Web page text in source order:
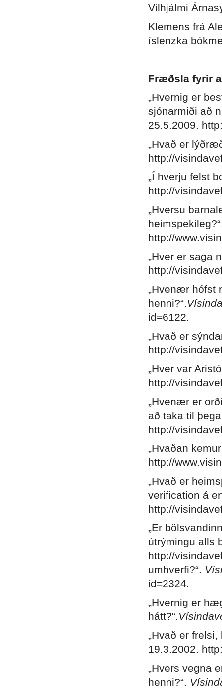
Vilhjálmi
Klemens frá
íslenzka
Fræðsla fyrir
„Hvernig er
sjónarmiði að
25.5.2009.
„Hvað er
http://
„Í hverju felst
http://
„Hversu
http://
„Hver er saga
http://
„Hvenær hófst
henni?“.
id=6122.
„Hvað er
http://
„Hver var
http://
„Hvenær er
að taka til
http://
„Hvaðan
http://
„Hvað er
verification á
http://
„Er
útrýmingu alls
http://
umhverfi?“.
id=2324.
„Hvernig er
hátt?“.
„Hvað er
19.3.2002.
„Hvers vegna
henni?“.